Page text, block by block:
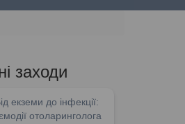
заходи
екземи до інфекції:
отоларинголога